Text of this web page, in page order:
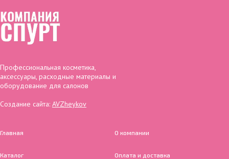
Профессиональная косметика,
аксессуары, расходные материалы и
оборудование для салонов
Создание сайта: AVZheykov
Главная
Каталог
О компании
Оплата и доставка